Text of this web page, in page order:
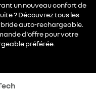
un nouveau confort de
? Découvrez tous les
auto-rechargeable.
d'offre pour votre
préférée.